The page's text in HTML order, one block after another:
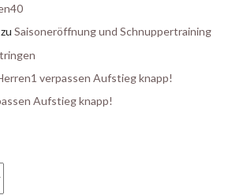
Saisoneröffnung und Schnuppertraining
verpassen Aufstieg knapp!
Aufstieg knapp!